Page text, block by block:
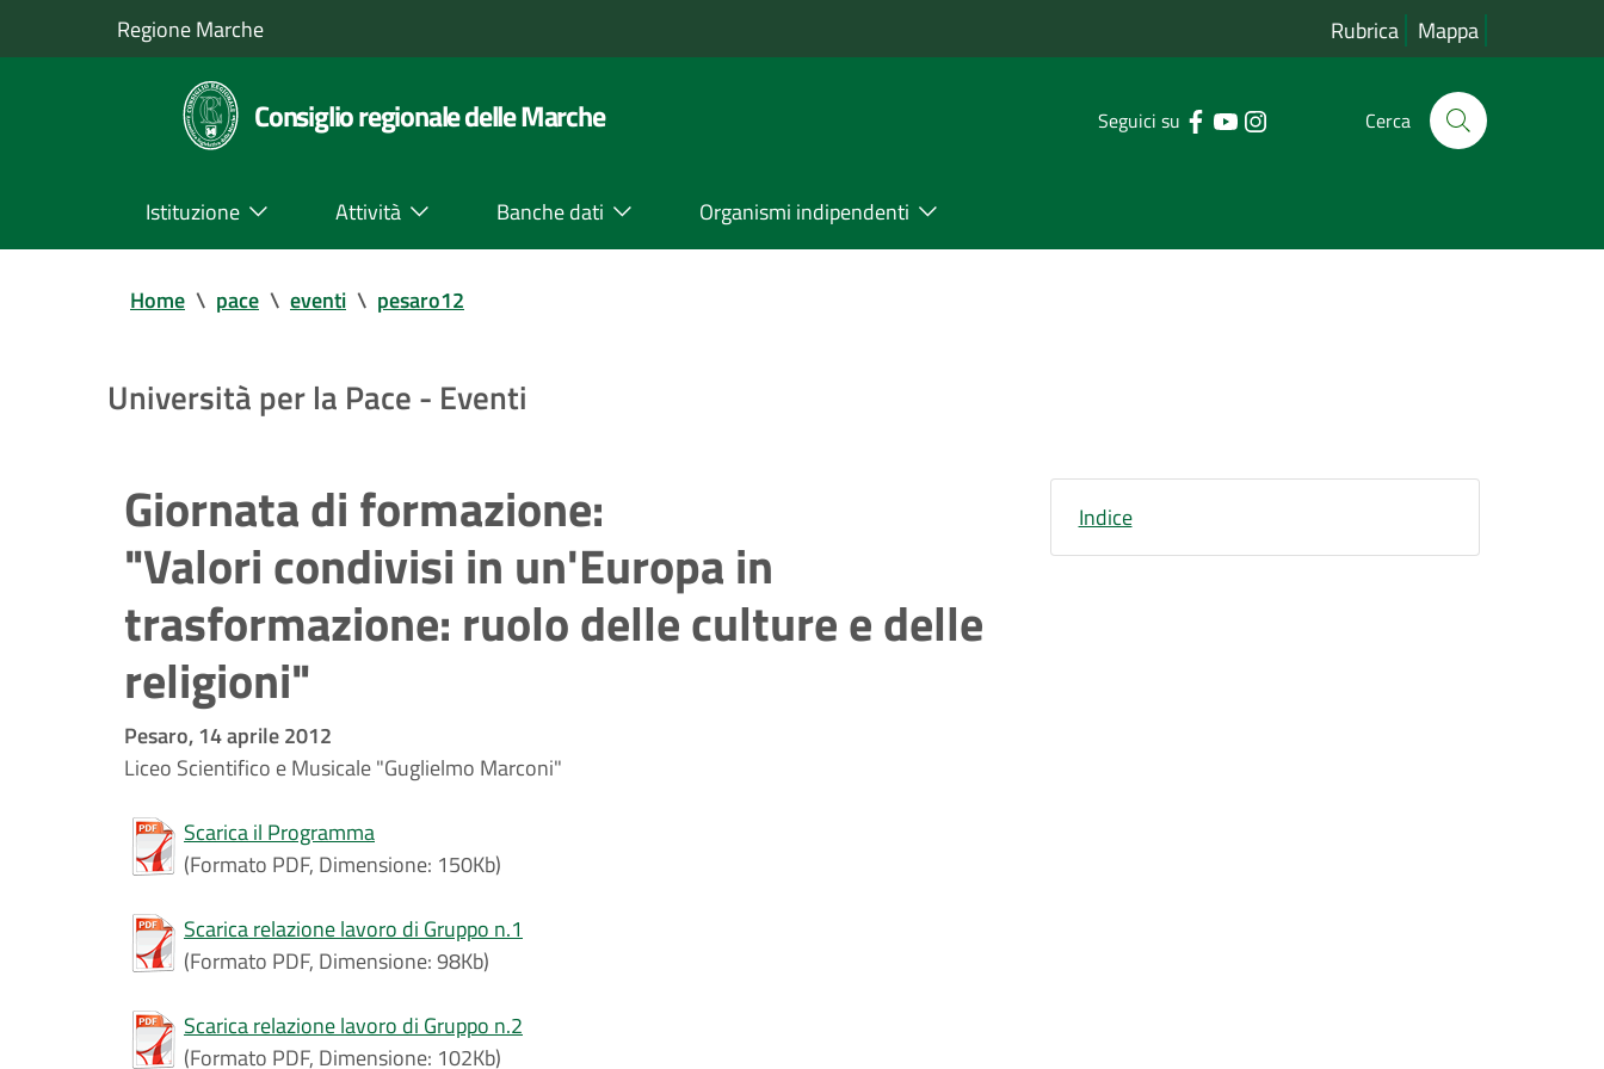
Regione Marche Rubrica Mappa
Consiglio regionale delle Marche Seguici su Cerca
Istituzione Attività Banche dati Organismi indipendenti
Home \ pace \ eventi \ pesaro12
Università per la Pace - Eventi
Giornata di formazione:
"Valori condivisi in un'Europa in
trasformazione: ruolo delle culture e delle
religioni"
Pesaro, 14 aprile 2012
Liceo Scientifico e Musicale "Guglielmo Marconi"
Scarica il Programma
(Formato PDF, Dimensione: 150Kb)
Scarica relazione lavoro di Gruppo n.1
(Formato PDF, Dimensione: 98Kb)
Scarica relazione lavoro di Gruppo n.2
(Formato PDF, Dimensione: 102Kb)
Indice